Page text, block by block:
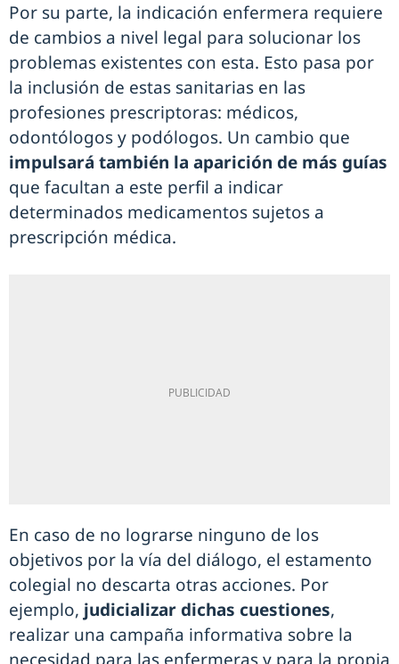
Por su parte, la indicación enfermera requiere
de cambios a nivel legal para solucionar los
problemas existentes con esta. Esto pasa por
la inclusión de estas sanitarias en las
profesiones prescriptoras: médicos,
odontólogos y podólogos. Un cambio que
impulsará también la aparición de más guías
que facultan a este perfil a indicar
determinados medicamentos sujetos a
prescripción médica.
En caso de no lograrse ninguno de los
objetivos por la vía del diálogo, el estamento
colegial no descarta otras acciones. Por
ejemplo, judicializar dichas cuestiones,
realizar una campaña informativa sobre la